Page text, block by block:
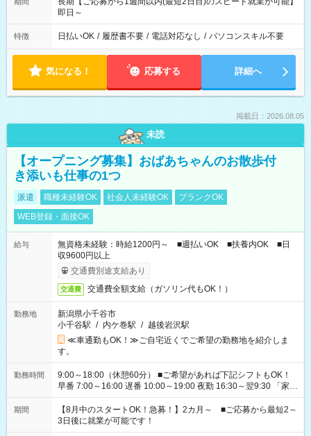
即日～
特徴 日払いOK / 履歴書不要 / 電話対応なし / パソコンスキル不要
気になる！ 応募する 詳細へ
掲載日：2026.08.05
未読
【オープニング募集】おばあちゃんのお散歩付
き添いも仕事の1つ
派遣 職種未経験OK 社会人未経験OK
ブランクOK
WEB登録・面接OK
給与
無資格未経験：時給1200円～ ■週払いOK ■扶養内OK ■日
収9600円以上
交通費別途支給あり
交通費 交通費全額支給（ガソリン代もOK！）
勤務地
新潟県小千谷市
小千谷駅 / 内ケ巻駅 / 越後岩沢駅
≪車通勤もOK！≫ご自宅近くでご希望の勤務地を紹介しま
す。
勤務時間
9:00～18:00（休憩60分） ■ご希望があれば下記シフトもOK！
早番 7:00～16:00 遅番 10:00～19:00 夜勤 16:30～翌9:30 「家族
と休みを合わせたい」 「余裕を持って夕飯の準備がしたい」
「できれば残業はしたくない」 など、ご希望を教えてください
ね。 ※Wワーク希望の方へ 今ご覧のお仕事で希望する勤務時間
と、もう1つのお仕事の勤務時間。 合計で週40時間を超える場
期間
【8月中のスタートOK！急募！】2カ月～ ■ご応募から最短2～
3日後に就業が可能です！